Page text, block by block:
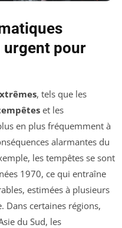
urgent pour
, tels que les
et les
en plus fréquemment à
alarmantes du
les tempêtes se sont
1970, ce qui entraîne
estimées à plusieurs
Dans certaines régions,
du Sud, les